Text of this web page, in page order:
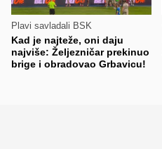
Plavi savladali BSK
Kad je najteže, oni daju
najviše: Željezničar prekinuo
brige i obradovao Grbavicu!